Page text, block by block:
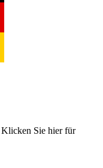
Klicken Sie hier für